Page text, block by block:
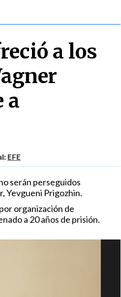
a los
a
EFE
serán perseguidos
Yevgueni Prigozhin.
organización de
a 20 años de prisión.